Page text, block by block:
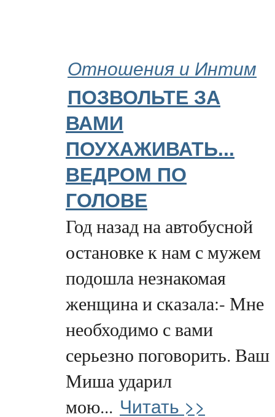
Отношения и Интим
ПОЗВОЛЬТЕ ЗА
ВАМИ
ПОУХАЖИВАТЬ...
ВЕДРОМ ПО
ГОЛОВЕ
Год назад на автобусной
остановке к нам с мужем
подошла незнакомая
женщина и сказала:- Мне
необходимо с вами
серьезно поговорить. Ваш
Миша ударил
мою... Читать >>